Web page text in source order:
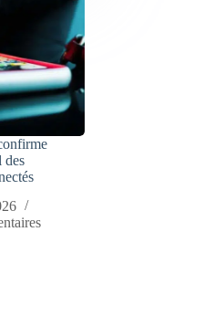
des